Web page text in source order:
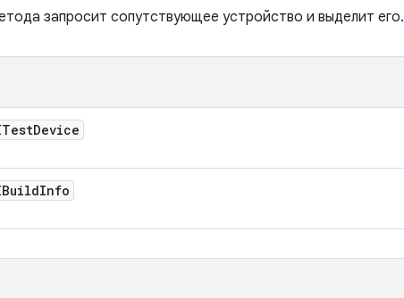
запросит сопутствующее устройство и выделит его.
Device
Info